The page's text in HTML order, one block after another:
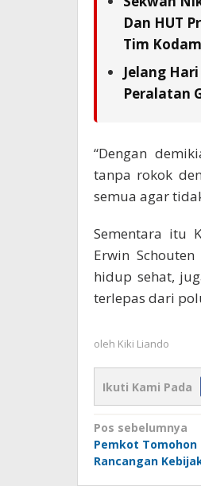
Dan HUT
Tim
Jelang
Peralatan
“Dengan
tanpa rokok
semua agar
Sementara itu
Erwin
hidup sehat,
terlepas dari
oleh Kiki Liando
Ikuti Kami Pada
Navigasi
pos
Pos sebelumnya
Pemkot Tomohon
Rancangan